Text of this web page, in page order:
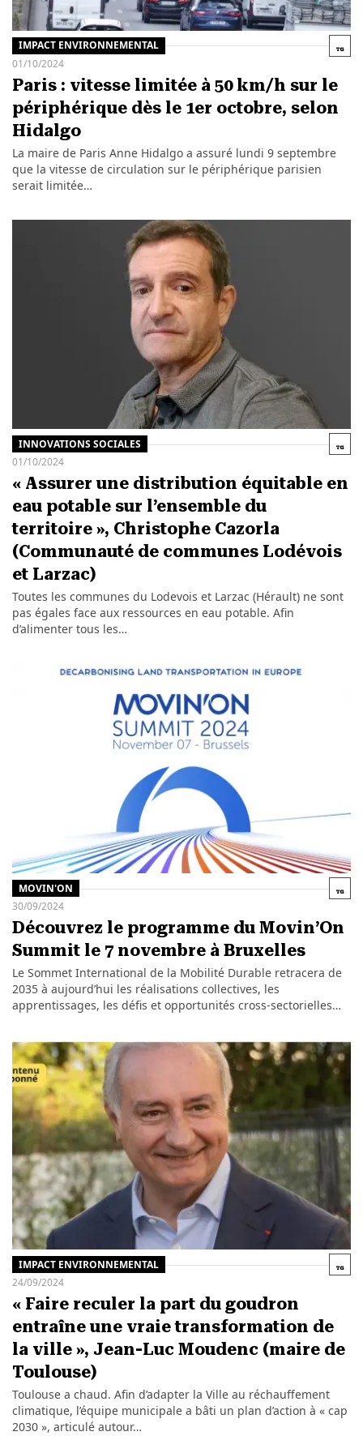
IMPACT ENVIRONNEMENTAL
01/10/2024
Paris : vitesse limitée à 50 km/h sur le
périphérique dès le 1er octobre, selon
Hidalgo
La maire de Paris Anne Hidalgo a assuré lundi 9 septembre
que la vitesse de circulation sur le périphérique parisien
serait limitée…
INNOVATIONS SOCIALES
01/10/2024
« Assurer une distribution équitable en
eau potable sur l’ensemble du
territoire », Christophe Cazorla
(Communauté de communes Lodévois
et Larzac)
Toutes les communes du Lodevois et Larzac (Hérault) ne sont
pas égales face aux ressources en eau potable. Afin
d’alimenter tous les…
MOVIN'ON
30/09/2024
Découvrez le programme du Movin’On
Summit le 7 novembre à Bruxelles
Le Sommet International de la Mobilité Durable retracera de
2035 à aujourd’hui les réalisations collectives, les
apprentissages, les défis et opportunités cross-sectorielles…
IMPACT ENVIRONNEMENTAL
24/09/2024
« Faire reculer la part du goudron
entraîne une vraie transformation de
la ville », Jean-Luc Moudenc (maire de
Toulouse)
Toulouse a chaud. Afin d’adapter la Ville au réchauffement
climatique, l’équipe municipale a bâti un plan d’action à « cap
2030 », articulé autour…